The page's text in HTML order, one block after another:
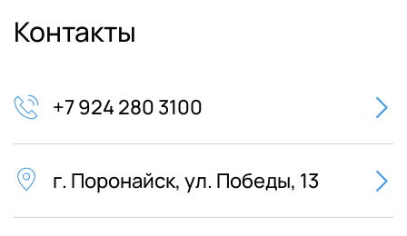
Оттиски -  С и А силикон
500₽
Контакты
+7 924 280 3100
г. Поронайск, ул. Победы, 13